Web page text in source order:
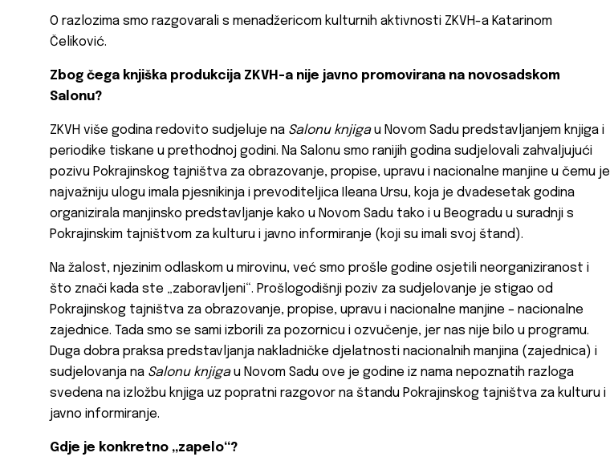
O razlozima smo razgovarali s menadžericom kulturnih aktivnosti ZKVH-a Katarinom
Čeliković.
Zbog čega knjiška produkcija ZKVH-a nije javno promovirana na novosadskom
Salonu?
ZKVH više godina redovito sudjeluje na Salonu knjigau Novom Sadu predstavljanjem knjiga i
periodike tiskane u prethodnoj godini. Na Salonu smo ranijih godina sudjelovali zahvaljujući
pozivu Pokrajinskog tajništva za obrazovanje, propise, upravu i nacionalne manjine u čemu je
najvažniju ulogu imala pjesnikinja i prevoditeljica Ileana Ursu, koja je dvadesetak godina
organizirala manjinsko predstavljanje kako u Novom Sadu tako i u Beogradu u suradnji s
Pokrajinskim tajništvom za kulturu i javno informiranje (koji su imali svoj štand).
Na žalost, njezinim odlaskom u mirovinu, već smo prošle godine osjetili neorganiziranost i
što znači kada ste „zaboravljeni“. Prošlogodišnji poziv za sudjelovanje je stigao od
Pokrajinskog tajništva za obrazovanje, propise, upravu i nacionalne manjine – nacionalne
zajednice. Tada smo se sami izborili za pozornicu i ozvučenje, jer nas nije bilo u programu.
Duga dobra praksa predstavljanja nakladničke djelatnosti nacionalnih manjina (zajednica) i
sudjelovanja na Salonu knjigau Novom Sadu ove je godine iz nama nepoznatih razloga
svedena na izložbu knjiga uz popratni razgovor na štandu Pokrajinskog tajništva za kulturu i
javno informiranje.
Gdje je konkretno „zapelo“?